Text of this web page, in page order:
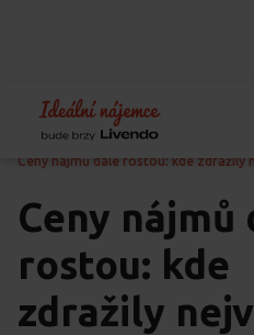
Home Blog
Vývoj cen a statistiky
Ceny nájmů dále rostou: kde zdražily
Ceny nájmů
rostou: kde
zdražily